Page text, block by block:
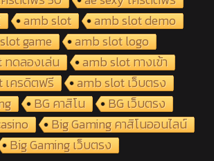
amb slot
amb slot demo
game
amb slot logo
ดลองเล่น
amb slot ทางเข้า
เครดิตฟรี
amb slot เว็บตรง
BG คาสิโน
BG เว็บตรง
Big Gaming คาสิโนออนไลน์
Big Gaming เว็บตรง